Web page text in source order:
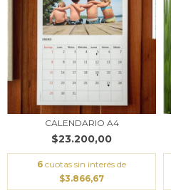
CALENDARIO A4
$23.200,00
6 cuotas sin interés de
$3.866,67